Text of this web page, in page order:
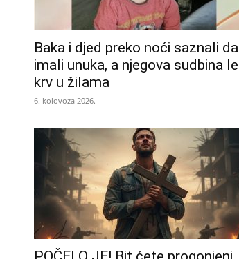
Baka i djed preko noći saznali
imali unuka, a njegova sudbina
krv u žilama
6. kolovoza 2026.